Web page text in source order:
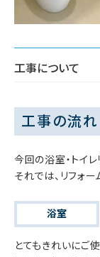
工事について
工事の流れ
今回の浴室・トイ
それでは、リフォ
浴室
とてもきれいにご